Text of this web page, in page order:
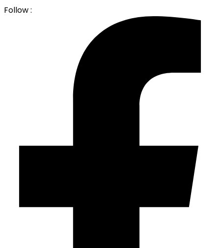
Follow :